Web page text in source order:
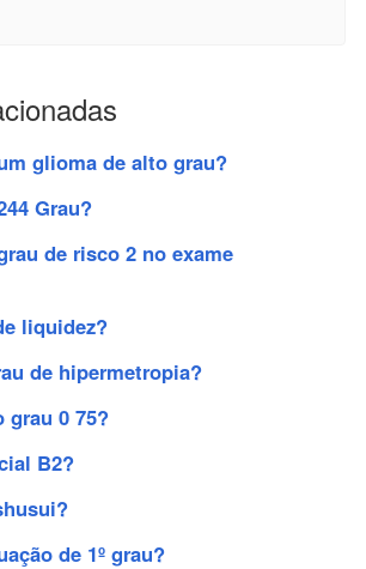
glioma de alto grau?
Grau?
de risco 2 no exame
liquidez?
de hipermetropia?
grau 0 75?
B2?
de 1º grau?